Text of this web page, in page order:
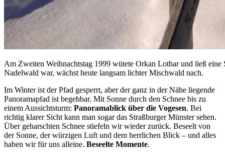
Am Zweiten Weihnachtstag 1999 wütete Orkan Lothar und ließ
Nadelwald war, wächst heute langsam lichter Mischwald nach.
Im Winter ist der Pfad gesperrt, aber der ganz in der Nähe liegende
Panoramapfad ist begehbar. Mit Sonne durch den Schnee bis zu
einem Aussichtsturm: Panoramablick über die Vogesen. Bei
richtig klarer Sicht kann man sogar das Straßburger Münster sehen.
Über geharschten Schnee stiefeln wir wieder zurück. Beseelt von
der Sonne, der würzigen Luft und dem herrlichen Blick – und alles
haben wir für uns alleine. Beseelte Momente.